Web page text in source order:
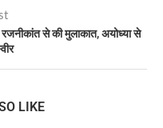
से की मुलाकात, अयोध्या से
LIKE